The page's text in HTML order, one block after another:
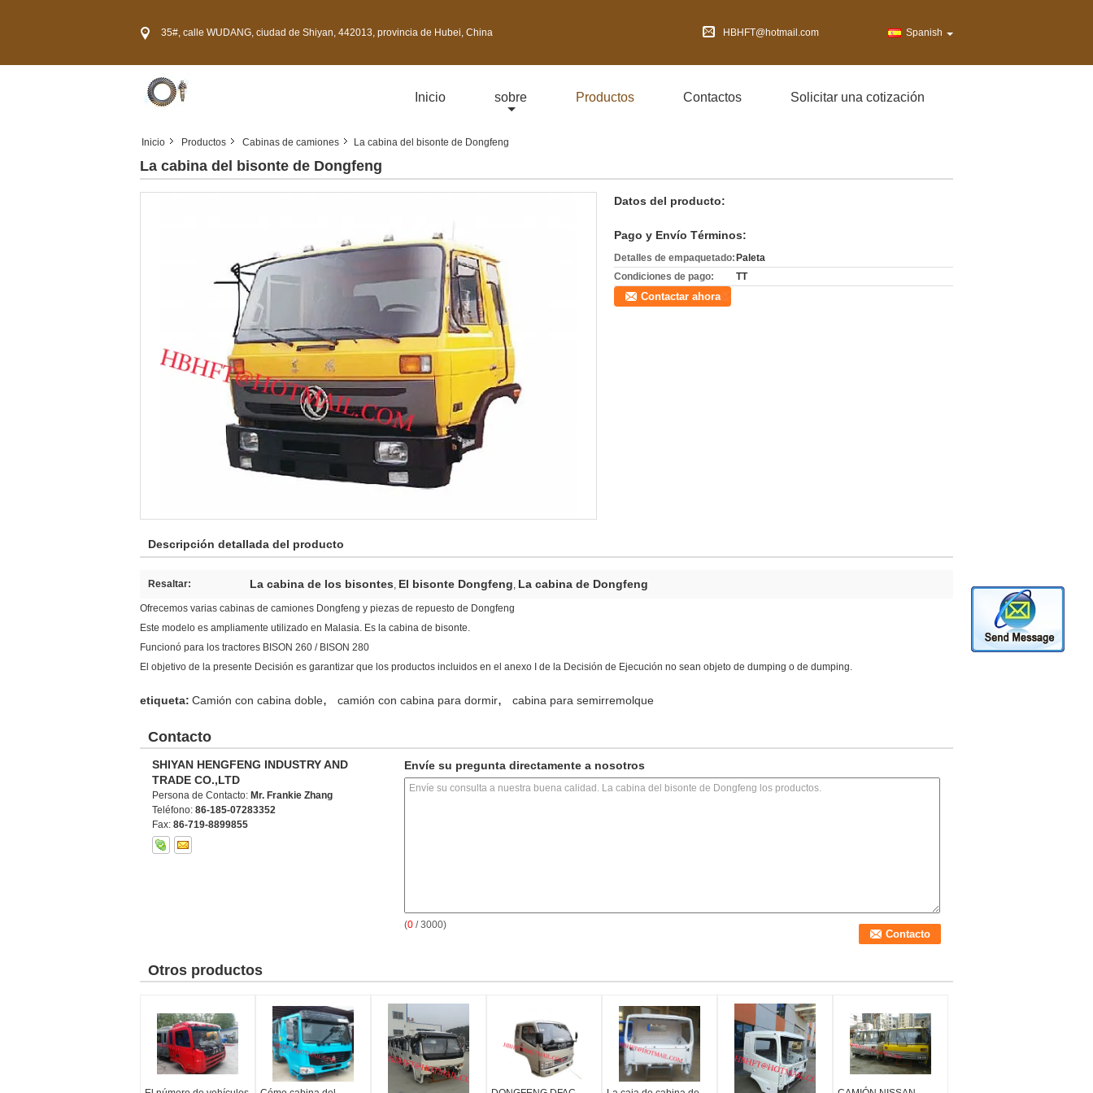
35#, calle WUDANG, ciudad de Shiyan, 442013, provincia de Hubei, China HBHFT@hotmail.com Spanish
Inicio sobre Productos Contactos Solicitar una cotización
Inicio Productos Cabinas de camiones La cabina del bisonte de Dongfeng
La cabina del bisonte de Dongfeng
Datos del producto:
Pago y Envío Términos:
Detalles de empaquetado: Paleta
Condiciones de pago:
TT
Contactar ahora
Descripción detallada del producto
Resaltar: La cabina de los bisontes, El bisonte Dongfeng, La cabina de Dongfeng
Ofrecemos varias cabinas de camiones Dongfeng y piezas de repuesto de Dongfeng
Este modelo es ampliamente utilizado en Malasia. Es la cabina de bisonte.
Funcionó para los tractores BISON 260 / BISON 280
El objetivo de la presente Decisión es garantizar que los productos incluidos en el anexo I de la Decisión de Ejecución no sean objeto de dumping o de dumping.
etiqueta: Camión con cabina doble, camión con cabina para dormir, cabina para semirremolque
Contacto
SHIYAN HENGFENG INDUSTRY AND
TRADE CO.,LTD
Persona de Contacto: Mr. Frankie Zhang
Teléfono: 86-185-07283352
Fax: 86-719-8899855
Envíe su pregunta directamente a nosotros
(0 / 3000)
Otros productos